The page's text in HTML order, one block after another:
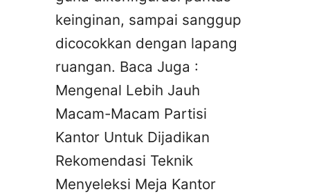
keinginan, sampai sanggup
dicocokkan dengan lapang
ruangan. Baca Juga :
Mengenal Lebih Jauh
Macam-Macam Partisi
Kantor Untuk Dijadikan
Rekomendasi Teknik
Menyeleksi Meja Kantor